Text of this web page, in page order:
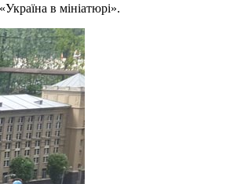
в мініатюрі».